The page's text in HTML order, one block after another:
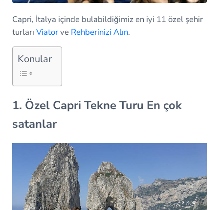
Capri, İtalya içinde bulabildiğimiz en iyi 11 özel şehir
turları Viatorve Rehberinizi Alın.
Konular
1. Özel Capri Tekne Turu En çok
satanlar